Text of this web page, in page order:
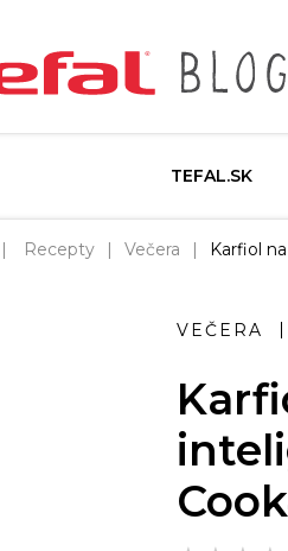
TEFAL.SK
Recepty Večera Karfiol
VEČERA